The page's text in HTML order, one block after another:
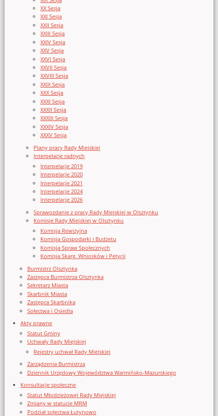
XX Sesja
XXI Sesja
XXII Sesja
XXIII Sesja
XXIV Sesja
XXV Sesja
XXVI Sesja
XXVII Sesja
XXVIII Sesja
XXIX Sesja
XXX Sesja
XXXI Sesja
XXXII Sesja
XXXIII Sesja
XXXIV Sesja
XXXV Sesja
Plany pracy Rady Miejskiej
Interpelacje radnych
Interpelacje 2019
Interpelacje 2020
Interpelacje 2021
Interpelacje 2024
Interpelacje 2026
Sprawozdanie z pracy Rady Miejskiej w Olsztynku
Komisje Rady Miejskiej w Olsztynku
Komisja Rewizyjna
Komisja Gospodarki i Budżetu
Komisja Spraw Społecznych
Komisja Skarg, Wniosków i Petycji
Burmistrz Olsztynka
Zastępca Burmistrza Olsztynka
Sekretarz Miasta
Skarbnik Miasta
Zastępca Skarbnika
Sołectwa i Osiedla
Akty prawne
Statut Gminy
Uchwały Rady Miejskiej
Rejestry uchwał Rady Miejskiej
Zarządzenia Burmistrza
Dziennik Urzędowy Województwa Warmińsko-Mazurskiego
Konsultacje społeczne
Statut Młodzieżowej Rady Miejskiej
Zmiany w statucie MRM
Podział sołectwa Łutynowo